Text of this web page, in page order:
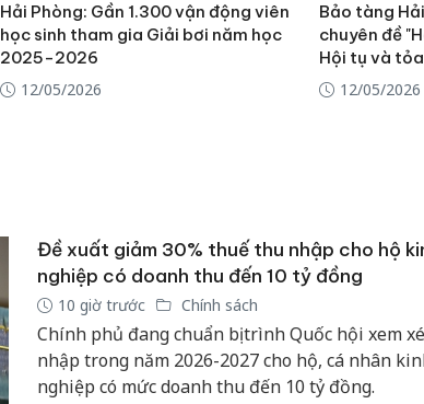
Hải Phòng: Gần 1.300 vận động viên
học sinh tham gia Giải bơi năm học
2025-2026
12/05/2026
Bảo tàng
chuyên đề
Hội tụ và
12/05/2026
Đề xuất giảm 30% thuế thu nhập cho hộ
nghiệp có doanh thu đến 10 tỷ đồng
10 giờ trước Chính sách
Chính phủ đang chuẩn bị trình Quốc hội xem
nhập trong năm 2026-2027 cho hộ, cá nhân
nghiệp có mức doanh thu đến 10 tỷ đồng.